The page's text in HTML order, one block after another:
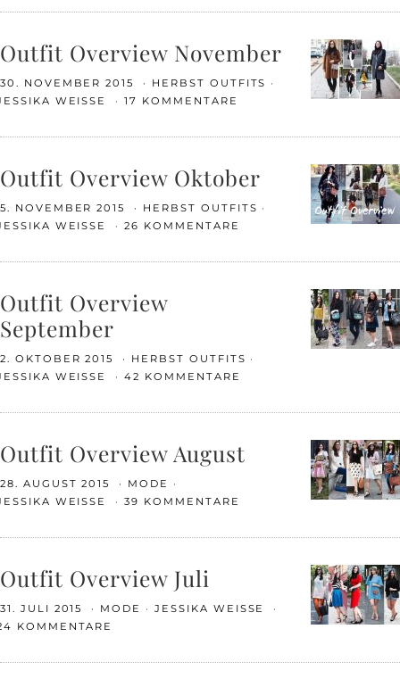
Outfit Overview November
30. NOVEMBER 2015
HERBST OUTFITS
WEISSE
17 KOMMENTARE
Outfit Overview Oktober
5. NOVEMBER 2015
HERBST OUTFITS
WEISSE
26 KOMMENTARE
Outfit Overview
September
2. OKTOBER 2015
HERBST OUTFITS
WEISSE
42 KOMMENTARE
Outfit Overview August
28. AUGUST 2015
MODE
WEISSE
39 KOMMENTARE
Outfit Overview Juli
31. JULI 2015 MODE
JESSIKA WEISSE
KOMMENTARE